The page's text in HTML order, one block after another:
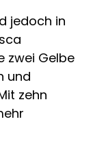
jedoch in
zwei Gelbe
und
zehn